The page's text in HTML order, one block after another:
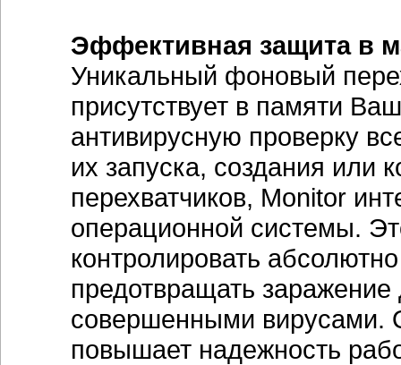
Эффективная защита в
Уникальный фоновый
присутствует в памяти
антивирусную проверку
их запуска, создания или
перехватчиков, Monitor
операционной системы.
контролировать
предотвращать
совершенными вирусами.
повышает надежность